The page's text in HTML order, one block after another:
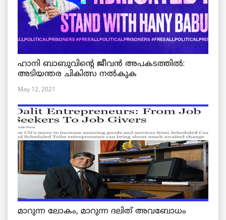
ഹാനി ബാബുവിന്റെ ജീവൻ അപകടത്തിൽ:
അടിയന്തര ചികിത്സ നൽകുക
May 12, 2021
മാറുന്ന ലോകം, മാറുന്ന ദലിത് അവബോധം